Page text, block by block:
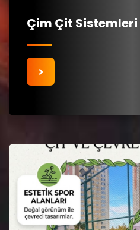
Çim Çit Sistemleri